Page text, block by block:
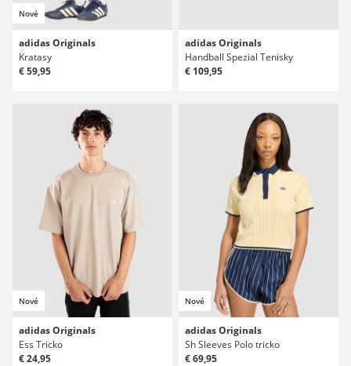
Nové
adidas Originals
Kratasy
€ 59,95
adidas Originals
Handball Spezial Tenisky
€ 109,95
Nové
adidas Originals
Ess Tricko
€ 24,95
Nové
adidas Originals
Sh Sleeves Polo tricko
€ 69,95